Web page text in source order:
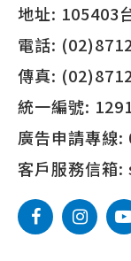
地址: 105403
電話:
傳真:
統一編號:
廣告申請專線:
客戶服務信箱: